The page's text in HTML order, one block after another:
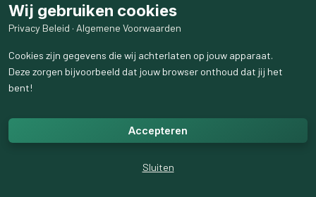
Wij gebruiken cookies
Privacy Beleid · Algemene Voorwaarden
Cookies zijn gegevens die wij achterlaten op jouw apparaat.
Deze zorgen bijvoorbeeld dat jouw browser onthoud dat jij het
bent!
Accepteren
Sluiten